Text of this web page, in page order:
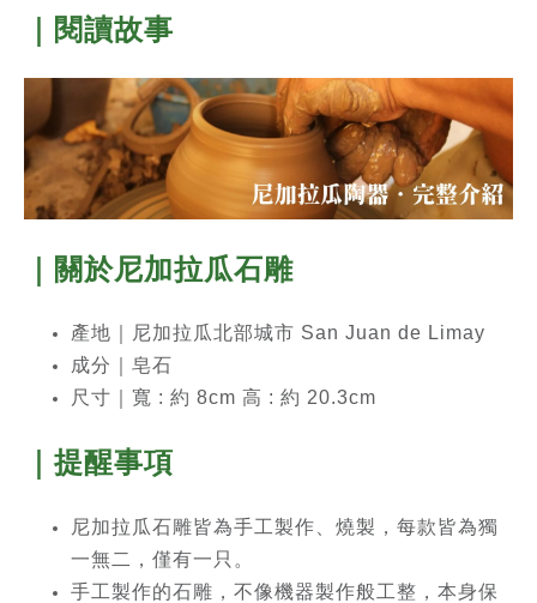
｜閱讀故事
｜關於尼加拉瓜石雕
產地｜尼加拉瓜北部城市 San Juan de Limay
成分｜ 皂石
尺寸｜寬 : 約 8cm 高 : 約 20.3cm
｜提醒事項
尼加拉瓜石雕皆為手工製作、燒製，每款皆為獨
一無二，僅有一只。
手工製作的石雕，不像機器製作般工整，本身保